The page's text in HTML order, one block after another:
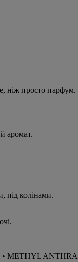
ніж просто
аромат.
під колінами.
METHYL